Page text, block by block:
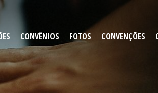
CONVÊNIOS FOTOS CONVENÇÕES